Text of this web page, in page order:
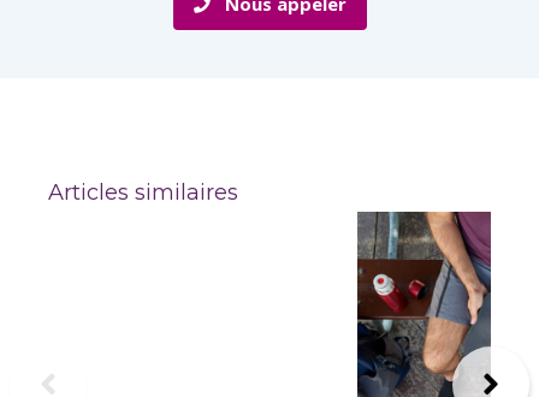
Articles similaires